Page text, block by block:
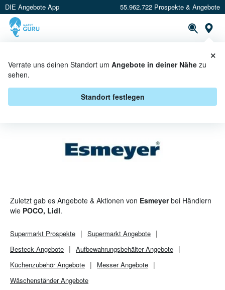
DIE Angebote App 55.962.722 Prospekte & Angebote
Verrate uns deinen Standort um Angebote in deiner Nähe zu
sehen.
Standort festlegen
×
ESMEYER ANGEBOTE &
Zuletzt gab es Angebote & Aktionen von Esmeyerbei Händlern
wie POCO, Lidl.
Supermarkt Prospekte Supermarkt Angebote
Besteck Angebote
Aufbewahrungsbehälter Angebote
Küchenzubehör Angebote
Messer Angebote
Wäschenständer Angebote